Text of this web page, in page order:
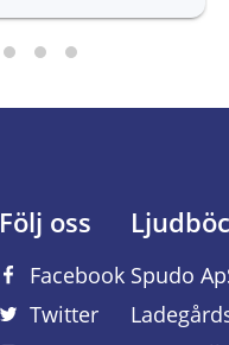
Följ oss
Facebook
Twitter
Spudo